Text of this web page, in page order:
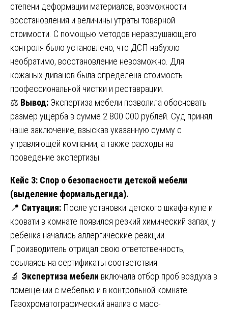
степени деформации материалов, возможности
восстановления и величины утраты товарной
стоимости. С помощью методов неразрушающего
контроля было установлено, что ДСП набухло
необратимо, восстановление невозможно. Для
кожаных диванов была определена стоимость
профессиональной чистки и реставрации.
⚖️ Вывод: Экспертиза мебели позволила обосновать
размер ущерба в сумме 2 800 000 рублей. Суд принял
наше заключение, взыскав указанную сумму с
управляющей компании, а также расходы на
проведение экспертизы.
Кейс 3: Спор о безопасности детской мебели
(выделение формальдегида).
📍 Ситуация: После установки детского шкафа-купе и
кровати в комнате появился резкий химический запах, у
ребенка начались аллергические реакции.
Производитель отрицал свою ответственность,
ссылаясь на сертификаты соответствия.
🔬 Экспертиза мебели включала отбор проб воздуха в
помещении с мебелью и в контрольной комнате.
Газохроматографический анализ с масс-